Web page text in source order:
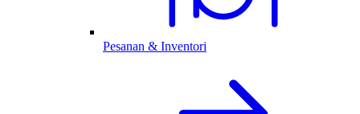
Pesanan & Inventori